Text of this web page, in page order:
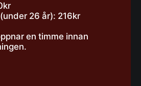
26 år): 216kr
en timme innan